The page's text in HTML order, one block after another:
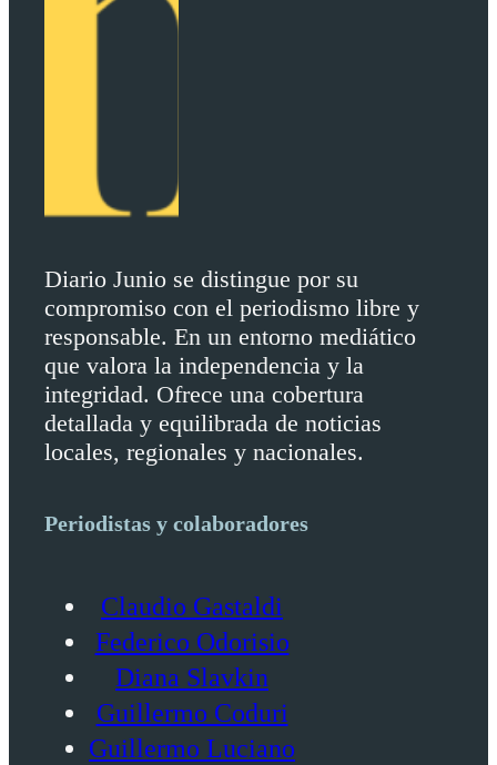
Diario Junio se distingue por su
compromiso con el periodismo libre y
responsable. En un entorno mediático
que valora la independencia y la
integridad. Ofrece una cobertura
detallada y equilibrada de noticias
locales, regionales y nacionales.
Periodistas y colaboradores
Claudio Gastaldi
Federico Odorisio
Diana Slavkin
Guillermo Coduri
Guillermo Luciano